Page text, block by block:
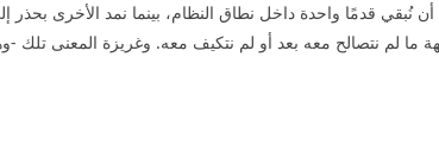
أن نُبقي قدمًا واحدة داخل نطاق النظام، بينما نمد الأخرى
ما لم نتصالح معه بعد أو لم نتكيف معه. وغريزة المعنى